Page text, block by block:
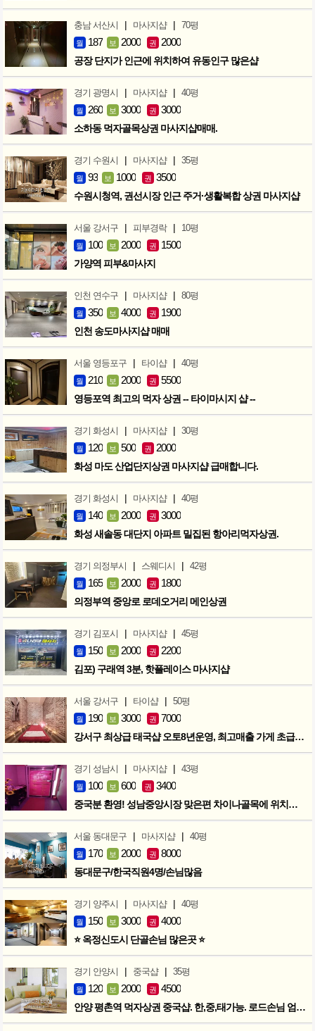
충남 서산시 | 마사지샵 | 70평
월 187 보 2000 권 2000
공장 단지가 인근에 위치하여 유동인구 많은샵
경기 광명시 | 마사지샵 | 40평
월 260 보 3000 권 3000
소하동 먹자골목상권 마사지샵매매.
경기 수원시 | 마사지샵 | 35평
월 93 보 1000 권 3500
수원시청역, 권선시장 인근 주거·생활복합 상권 마사지샵
서울 강서구 | 피부경락 | 10평
월 100 보 2000 권 1500
가양역 피부&마사지
인천 연수구 | 마사지샵 | 80평
월 350 보 4000 권 1900
인천 송도마사지샵 매매
서울 영등포구 | 타이샵 | 40평
월 210 보 2000 권 5500
영등포역 최고의 먹자 상권 -- 타이마시지 샵 --
경기 화성시 | 마사지샵 | 30평
월 120 보 500 권 2000
화성 마도 산업단지상권 마사지샵 급매합니다.
경기 화성시 | 마사지샵 | 40평
월 140 보 2000 권 3000
화성 새솔동 대단지 아파트 밀집된 항아리먹자상권.
경기 의정부시 | 스웨디시 | 42평
월 165 보 2000 권 1800
의정부역 중앙로 로데오거리 메인상권
경기 김포시 | 마사지샵 | 45평
월 150 보 2000 권 2200
김포) 구래역 3분, 핫플레이스 마사지샵
서울 강서구 | 타이샵 | 50평
월 190 보 3000 권 7000
강서구 최상급 태국샵 오토8년운영, 최고매출 가게 초급매!!!
경기 성남시 | 마사지샵 | 43평
월 100 보 600 권 3400
중국분 환영! 성남중앙시장 맞은편 차이나골목에 위치한 마사지샵
서울 동대문구 | 마사지샵 | 40평
월 170 보 2000 권 8000
동대문구/한국직원4명/손님많음
경기 양주시 | 마사지샵 | 40평
월 150 보 3000 권 4000
⭐ 옥정신도시 단골손님 많은곳 ⭐
경기 안양시 | 중국샵 | 35평
월 120 보 2000 권 4500
안양 평촌역 먹자상권 중국샵. 한,중,태가능. 로드손님 엄청많아요!